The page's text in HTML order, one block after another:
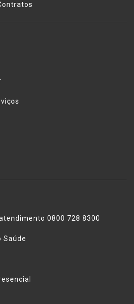
0800 728 8300
Saúde